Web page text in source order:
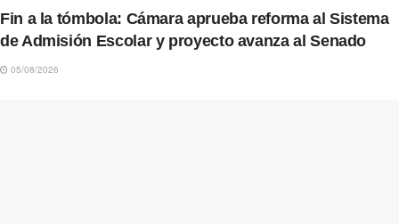
Fin a la tómbola: Cámara aprueba reforma al Sistema
de Admisión Escolar y proyecto avanza al Senado
05/08/2026